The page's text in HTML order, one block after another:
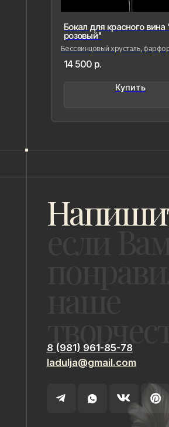
розовый"
Бессвинцовый хрусталь, фарфор,
лепка и роспись
14 500р.
если Вам
наше
ladulja@gmail.com